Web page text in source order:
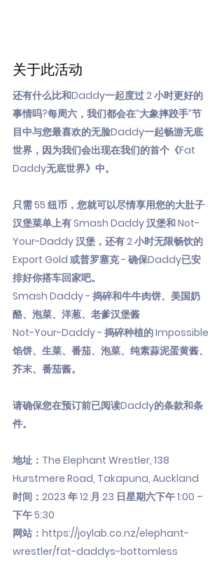
关于此活动
还有什么比和Daddy一起度过 2 小时更好的
事情吗?每周六，我们都会在“大象摔跤手”节
目中与您最喜欢的无脸Daddy一起畅游无底
世界，因为我们会出现在我们的首个《Fat
Daddy无底世界》中。
只需 55 纽币，您就可以尽情享用您的大肚子
汉堡菜单上有 Smash Daddy 汉堡和 Not-
Your-Daddy 汉堡，还有 2 小时无限畅饮的
Export Gold 或普罗塞克 - 确保Daddy已安
排好你搭车回家吧。
Smash Daddy - 捣碎和牛牛肉饼、美国奶
酪、泡菜、洋葱、老爹汉堡酱
Not-Your-Daddy - 捣碎种植的 Impossible
馅饼、生菜、番茄、泡菜、纯素蒜泥蛋黄酱、
芥末、番茄酱。
请确保您在预订前已阅读Daddy的条款和条
件。
地址：The Elephant Wrestler, 138
Hurstmere Road, Takapuna, Auckland
时间：2023 年 12 月 23 日星期六下午 1:00 –
下午 5:30
网站： https://joylab.co.nz/elephant-
wrestler/fat-daddys-bottomless